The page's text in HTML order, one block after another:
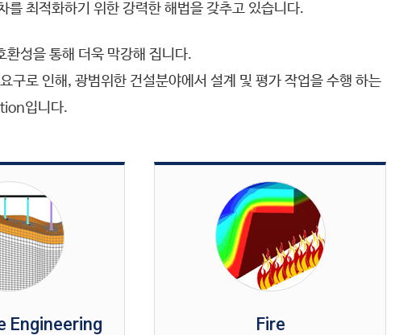
최적화하기 위한 강력한 해법을 갖추고 있습니다.
성을 통해 더욱 막강해 집니다.
구로 인해, 광범위한 건설분야에서 설계 및 평가 작업을 수행 하는
입니다.
Engineering Fire